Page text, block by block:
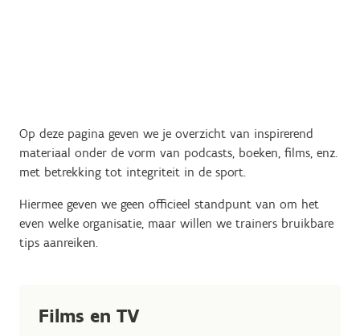
Op deze pagina geven we je overzicht van inspirerend
materiaal onder de vorm van podcasts, boeken, films, enz.
met betrekking tot integriteit in de sport.
Hiermee geven we geen officieel standpunt van om het
even welke organisatie, maar willen we trainers bruikbare
tips aanreiken.
Films en TV